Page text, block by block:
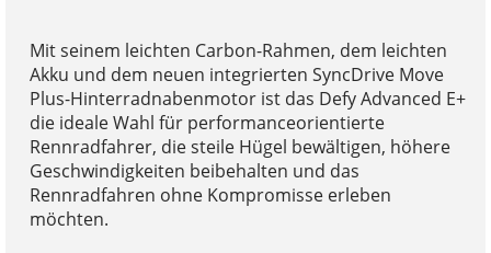
Mit seinem leichten Carbon-Rahmen, dem leichten
Akku und dem neuen integrierten SyncDrive Move
Plus-Hinterradnabenmotor ist das Defy Advanced E+
die ideale Wahl für performanceorientierte
Rennradfahrer, die steile Hügel bewältigen, höhere
Geschwindigkeiten beibehalten und das
Rennradfahren ohne Kompromisse erleben
möchten.